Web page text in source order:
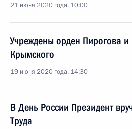
21 июня 2020 года, 10:00
Учреждены орден Пирогова и
Крымского
19 июня 2020 года, 14:30
В День России Президент
Труда